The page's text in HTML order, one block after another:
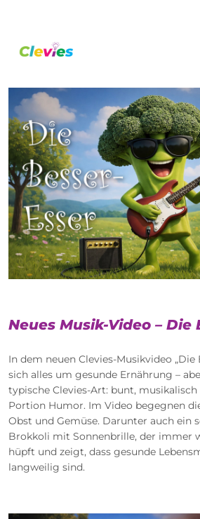
Neues Musik-Video – Die
In dem neuen Clevies-Musikvideo „Die
sich alles um gesunde Ernährung –
typische Clevies-Art: bunt,
Portion Humor. Im Video begegnen
Obst und Gemüse. Darunter auch ein
Brokkoli mit Sonnenbrille, der immer
hüpft und zeigt, dass gesunde
langweilig sind.